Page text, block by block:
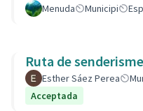
Menuda Municipi
Ruta de
Esther Sáez Perea
Acceptada